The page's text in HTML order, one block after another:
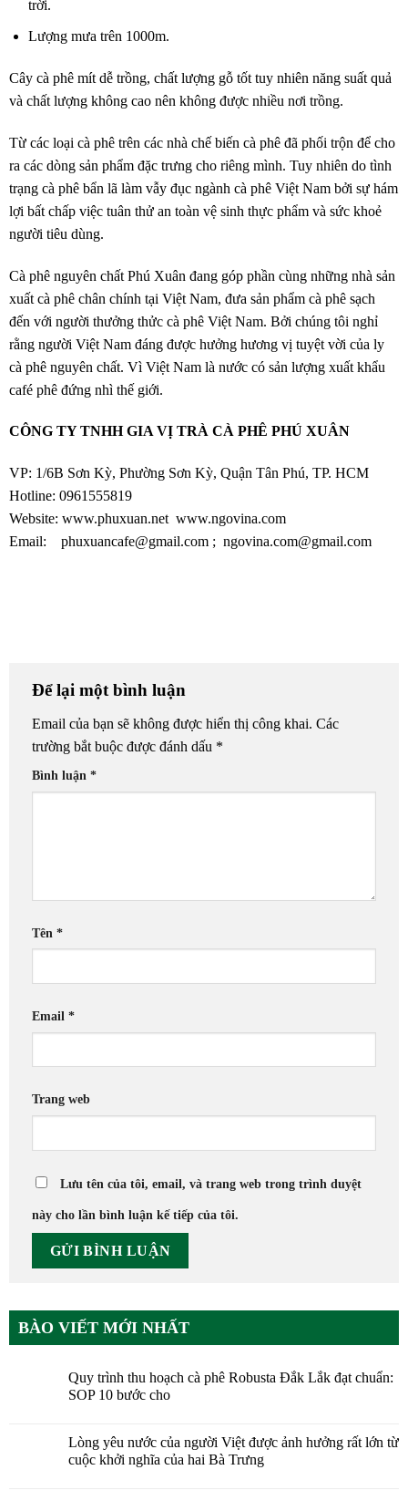
trời.
Lượng mưa trên 1000m.
Cây cà phê mít dễ trồng, chất lượng gỗ tốt tuy nhiên năng suất quả
và chất lượng không cao nên không được nhiều nơi trồng.
Từ các loại cà phê trên các nhà chế biến cà phê đã phối trộn để cho
ra các dòng sản phẩm đặc trưng cho riêng mình. Tuy nhiên do tình
trạng cà phê bẩn lã làm vẫy đục ngành cà phê Việt Nam bởi sự hám
lợi bất chấp việc tuân thử an toàn vệ sinh thực phẩm và sức khoẻ
người tiêu dùng.
Cà phê nguyên chất Phú Xuân đang góp phần cùng những nhà sản
xuất cà phê chân chính tại Việt Nam, đưa sản phẩm cà phê sạch
đến với người thưởng thửc cà phê Việt Nam. Bởi chúng tôi nghỉ
rằng người Việt Nam đáng được hưởng hương vị tuyệt vời của ly
cà phê nguyên chất. Vì Việt Nam là nước có sản lượng xuất khẩu
café phê đứng nhì thế giới.
CÔNG TY TNHH GIA VỊ TRÀ CÀ PHÊ PHÚ XUÂN
VP: 1/6B Sơn Kỳ, Phường Sơn Kỳ, Quận Tân Phú, TP. HCM
Hotline: 0961555819
Website: www.phuxuan.net www.ngovina.com
Email: phuxuancafe@gmail.com ; ngovina.com@gmail.com
Để lại một bình luận
Email của bạn sẽ không được hiển thị công khai. Các
trường bắt buộc được đánh dấu *
Bình luận *
Tên *
Email *
Trang web
Lưu tên của tôi, email, và trang web trong trình duyệt
này cho lần bình luận kế tiếp của tôi.
BÀO VIẾT MỚI NHẤT
Quy trình thu hoạch cà phê Robusta Đắk Lắk đạt chuẩn:
SOP 10 bước cho
Lòng yêu nước của người Việt được ảnh hưởng rất lớn từ
cuộc khởi nghĩa của hai Bà Trưng